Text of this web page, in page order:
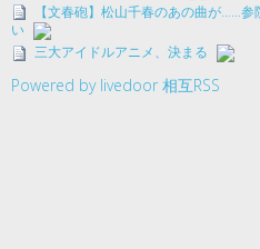
【文春砲】松山千春のあの曲が……
い
三大アイドルアニメ、決まる
Powered by livedoor 相互RSS